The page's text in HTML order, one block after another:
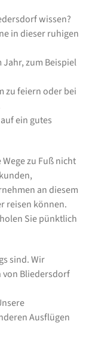
wissen?
in dieser ruhigen
Jahr, zum Beispiel
zu feiern oder bei
ein gutes
zu Fuß nicht
an diesem
reisen können.
Sie pünktlich
sind. Wir
von Bliedersdorf
Ausflügen